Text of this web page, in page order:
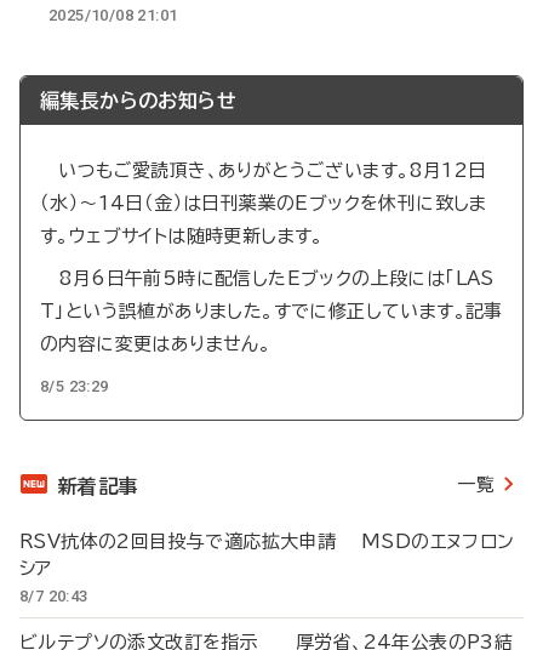
2025/10/08 21:01
編集長からのお知らせ
いつもご愛読頂き、ありがとうございます。8月12日
（水）～14日（金）は日刊薬業のEブックを休刊に致しま
す。ウェブサイトは随時更新します。
8月6日午前5時に配信したEブックの上段には「LAS
T」という誤植がありました。すでに修正しています。記事
の内容に変更はありません。
8/5 23:29
新着記事 一覧
RSV抗体の2回目投与で適応拡大申請 MSDのエヌフロン
シア
8/7 20:43
ビルテプソの添文改訂を指示 厚労省、24年公表のP3結